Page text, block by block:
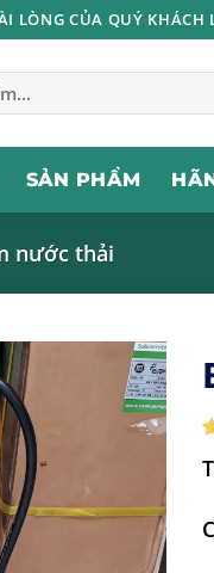
LÒNG CỦA QUÝ KHÁCH
SẢN PHẨM
nước thải